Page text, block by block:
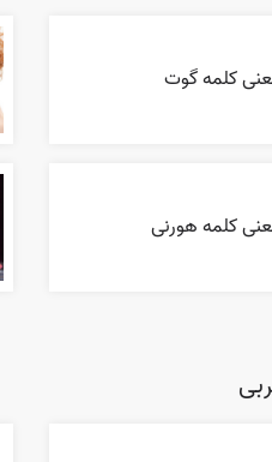
کلمه گوت
کلمه هورنی